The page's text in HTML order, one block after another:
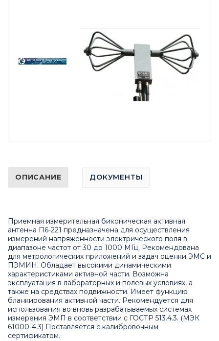
ОПИСАНИЕ ДОКУМЕНТЫ
Приемная измерительная биконическая активная
антенна П6-221 предназначена для осуществления
измерений напряженности электрического поля в
диапазоне частот от 30 до 1000 МГц. Рекомендована
для метрологических приложений и задач оценки ЭМС и
ПЭМИН. Обладает высокими динамическими
характеристиками активной части. Возможна
эксплуатация в лабораторных и полевых условиях, а
также на средствах подвижности. Имеет функцию
бланкирования активной части. Рекомендуется для
использования во вновь разрабатываемых системах
измерения ЭМП в соответствии с ГОСТР 513.4.3. (МЭК
61000-4.3) Поставляется с калибровочным
сертификатом.